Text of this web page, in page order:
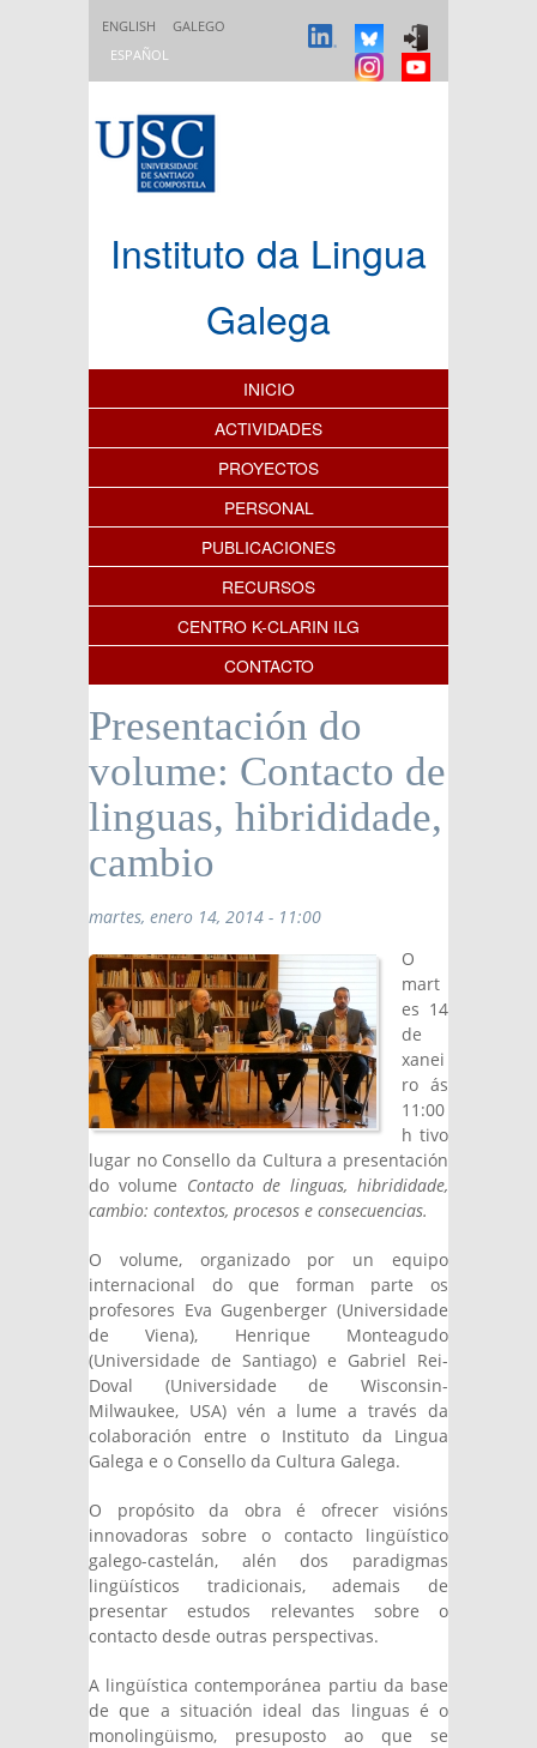
ENGLISH
GALEGO
ESPAÑOL
Instituto da Lingua
Galega
Índice de contenidos
INICIO
ACTIVIDADES
PROYECTOS
PERSONAL
PUBLICACIONES
RECURSOS
CENTRO K-CLARIN ILG
CONTACTO
Presentación do
volume: Contacto de
linguas, hibrididade,
cambio
martes, enero 14, 2014 - 11:00
O
mart
es 14
de
xanei
ro ás
11:00
h tivo
lugar no Consello da Cultura a presentación
do volume Contacto de linguas, hibrididade,
cambio: contextos, procesos e consecuencias.
O volume, organizado por un equipo
internacional do que forman parte os
profesores Eva Gugenberger (Universidade
de Viena), Henrique Monteagudo
(Universidade de Santiago) e Gabriel Rei-
Doval (Universidade de Wisconsin-
Milwaukee, USA) vén a lume a través da
colaboración entre o Instituto da Lingua
Galega e o Consello da Cultura Galega.
O propósito da obra é ofrecer visións
innovadoras sobre o contacto lingüístico
galego-castelán, alén dos paradigmas
lingüísticos tradicionais, ademais de
presentar estudos relevantes sobre o
contacto desde outras perspectivas.
A lingüística contemporánea partiu da base
de que a situación ideal das linguas é o
monolingüismo, presuposto ao que se